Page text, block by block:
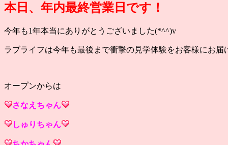
本日、年内最終営業日です！
今年も1年本当にありがとうございました(*^^)v
ラブライフは今年も最後まで衝撃の見学体験をお客様にお届
オープンからは
さなえ ちゃん
しゅり ちゃん